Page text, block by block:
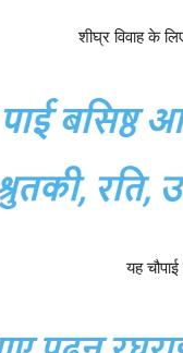
शीघ्र विवाह के
यह चौपाई